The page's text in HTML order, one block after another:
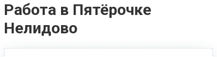
Работа в Пятёрочке
Нелидово